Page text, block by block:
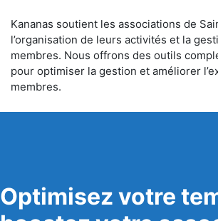
Kananas soutient les associations de
l’organisation de leurs activités et la
membres. Nous offrons des outils
pour optimiser la gestion et améliorer
membres.
Optimisez votre